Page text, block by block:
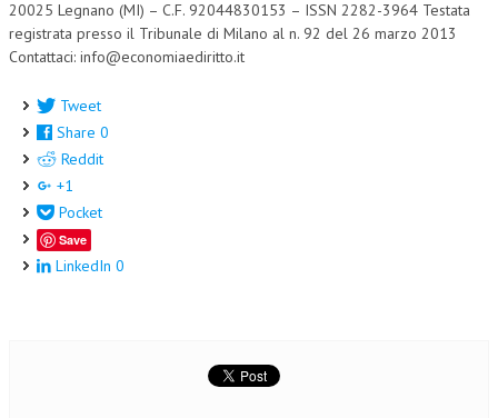
20025 Legnano (MI) – C.F. 92044830153 – ISSN 2282-3964 Testata
registrata presso il Tribunale di Milano al n. 92 del 26 marzo 2013
Contattaci: info@economiaediritto.it
Tweet
Share 0
Reddit
+1
Pocket
Save
LinkedIn 0